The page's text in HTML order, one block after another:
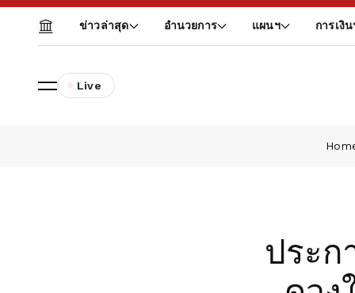
ข่าวล่าสุด อำนวยการ แผนฯ การเงิน
Live
ประก